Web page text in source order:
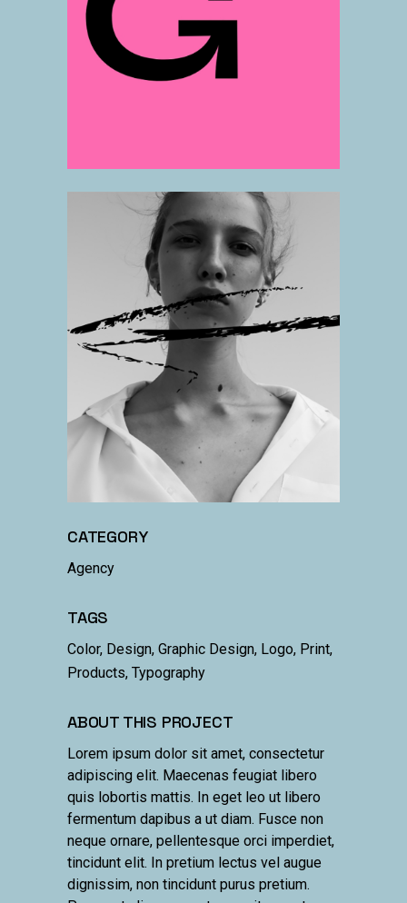
CATEGORY
Agency
TAGS
Color, Design, Graphic Design, Logo, Print,
Products, Typography
ABOUT THIS PROJECT
Lorem ipsum dolor sit amet, consectetur
adipiscing elit. Maecenas feugiat libero
quis lobortis mattis. In eget leo ut libero
fermentum dapibus a ut diam. Fusce non
neque ornare, pellentesque orci imperdiet,
tincidunt elit. In pretium lectus vel augue
dignissim, non tincidunt purus pretium.